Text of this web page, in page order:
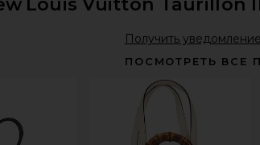
Получить
ПОСМОТРЕТЬ ВСЕ